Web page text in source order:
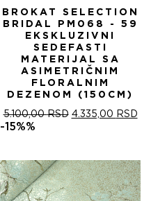
BROKAT SELECTION
BRIDAL PM068 - 59
EKSKLUZIVNI
SEDEFASTI
MATERIJAL SA
ASIMETRIČNIM
FLORALNIM
DEZENOM (150CM)
5.100,00RSD ОРИГИНАЛНА
5.100,00 RSD.
4.335,00 RSD
-15%%